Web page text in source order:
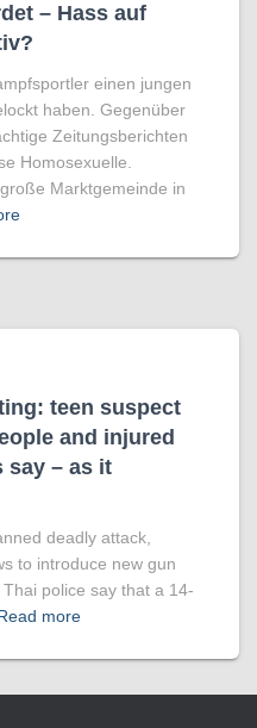
– Hass auf
einen jungen
haben. Gegenüber
Zeitungsberichten
Homosexuelle.
Marktgemeinde in
teen suspect
and injured
say – as it
deadly attack,
to introduce new gun
police say that a 14-
more